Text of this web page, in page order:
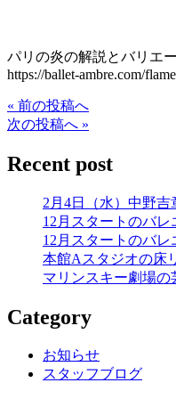
パリの炎の解説とバリエ
https://ballet-ambre.com/
« 前の投稿へ
次の投稿へ »
Recent post
2月4日（水）中野
12月スタートのバレ
12月スタートのバレ
本館Aスタジオの床
マリンスキー劇場
Category
お知らせ
スタッフブログ